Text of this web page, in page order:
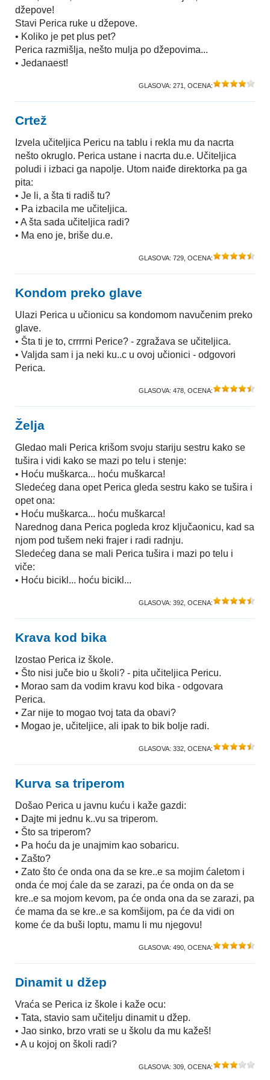
džepove!
Stavi Perica ruke u džepove.
• Koliko je pet plus pet?
Perica razmišlja, nešto mulja po džepovima...
• Jedanaest!
GLASOVA: 271 , OCENA:
Crtež
Izvela učiteljica Pericu na tablu i rekla mu da nacrta
nešto okruglo. Perica ustane i nacrta du.e. Učiteljica
poludi i izbaci ga napolje. Utom naiđe direktorka pa ga
pita:
• Je li, a šta ti radiš tu?
• Pa izbacila me učiteljica.
• A šta sada učiteljica radi?
• Ma eno je, briše du.e.
GLASOVA: 729 , OCENA:
Kondom preko glave
Ulazi Perica u učionicu sa kondomom navučenim preko
glave.
• Šta ti je to, crrrrni Perice? - zgražava se učiteljica.
• Valjda sam i ja neki ku..c u ovoj učionici - odgovori
Perica.
GLASOVA: 478 , OCENA:
Želja
Gledao mali Perica krišom svoju stariju sestru kako se
tušira i vidi kako se mazi po telu i stenje:
• Hoću muškarca... hoću muškarca!
Sledećeg dana opet Perica gleda sestru kako se tušira i
opet ona:
• Hoću muškarca... hoću muškarca!
Narednog dana Perica pogleda kroz ključaonicu, kad sa
njom pod tušem neki frajer i radi radnju.
Sledećeg dana se mali Perica tušira i mazi po telu i
viče:
• Hoću bicikl... hoću bicikl...
GLASOVA: 392 , OCENA:
Krava kod bika
Izostao Perica iz škole.
• Što nisi juče bio u školi? - pita učiteljica Pericu.
• Morao sam da vodim kravu kod bika - odgovara
Perica.
• Zar nije to mogao tvoj tata da obavi?
• Mogao je, učiteljice, ali ipak to bik bolje radi.
GLASOVA: 332 , OCENA:
Kurva sa triperom
Došao Perica u javnu kuću i kaže gazdi:
• Dajte mi jednu k..vu sa triperom.
• Što sa triperom?
• Pa hoću da je unajmim kao sobaricu.
• Zašto?
• Zato što će onda ona da se kre..e sa mojim ćaletom i
onda će moj ćale da se zarazi, pa će onda on da se
kre..e sa mojom kevom, pa će onda ona da se zarazi, pa
će mama da se kre..e sa komšijom, pa će da vidi on
kome će da buši loptu, mamu li mu njegovu!
GLASOVA: 490 , OCENA:
Dinamit u džep
Vraća se Perica iz škole i kaže ocu:
• Tata, stavio sam učitelju dinamit u džep.
• Jao sinko, brzo vrati se u školu da mu kažeš!
• A u kojoj on školi radi?
GLASOVA: 309 , OCENA: